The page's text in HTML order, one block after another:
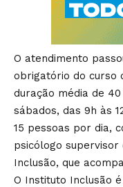
O atendimento
obrigatório do curso
duração média de
sábados, das 9h às
15 pessoas por dia,
psicólogo
Inclusão, que
O Instituto Inclusão